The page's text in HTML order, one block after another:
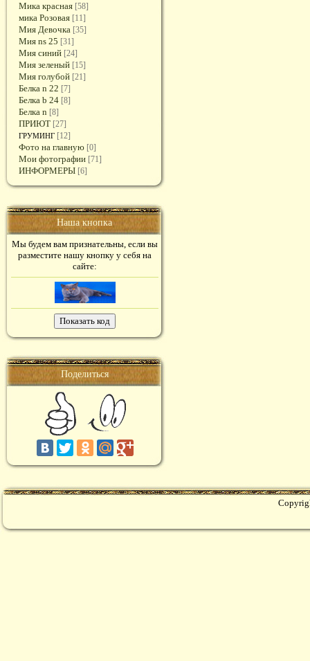
Мика красная [58]
мика Розовая [11]
Мия Девочка [35]
Мия ns 25 [31]
Мия синий [24]
Мия зеленый [15]
Мия голубой [21]
Белка n 22 [7]
Белка b 24 [8]
Белка n [8]
ПРИЮТ [27]
ГРУМИНГ [12]
Фото на главную [0]
Мои фотографии [71]
ИНФОРМЕРЫ [6]
Наша кнопка
Мы будем вам признательны, если вы
разместите нашу кнопку у себя на
сайте:
Поделиться